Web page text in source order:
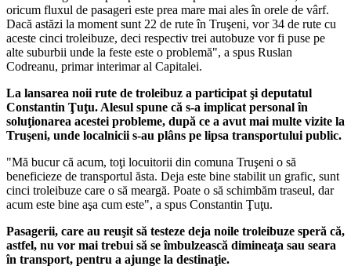
oricum fluxul de pasageri este prea mare mai ales în orele de vârf.
Dacă astăzi la moment sunt 22 de rute în Truşeni, vor 34 de rute cu
aceste cinci troleibuze, deci respectiv trei autobuze vor fi puse pe
alte suburbii unde la feste este o problemă", a spus Ruslan
Codreanu, primar interimar al Capitalei.
La lansarea noii rute de troleibuz a participat şi deputatul
Constantin Ţuţu. Alesul spune că s-a implicat personal în
soluţionarea acestei probleme, după ce a avut mai multe vizite la
Truşeni, unde localnicii s-au plâns pe lipsa transportului public.
"Mă bucur că acum, toţi locuitorii din comuna Truşeni o să
beneficieze de transportul ăsta. Deja este bine stabilit un grafic, sunt
cinci troleibuze care o să meargă. Poate o să schimbăm traseul, dar
acum este bine aşa cum este", a spus Constantin Ţuţu.
Pasagerii, care au reuşit să testeze deja noile troleibuze speră că,
astfel, nu vor mai trebui să se îmbulzească dimineaţa sau seara
în transport, pentru a ajunge la destinaţie.